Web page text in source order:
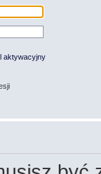
aktywacyjny